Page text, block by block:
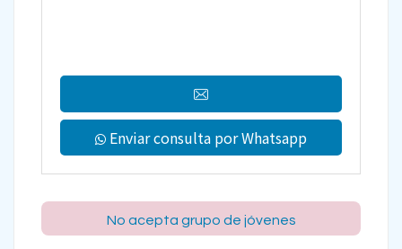
Enviar consulta por Whatsapp
No acepta grupo de jóvenes